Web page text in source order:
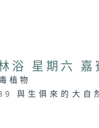
浴 星期六 嘉
植物
生俱來的大自